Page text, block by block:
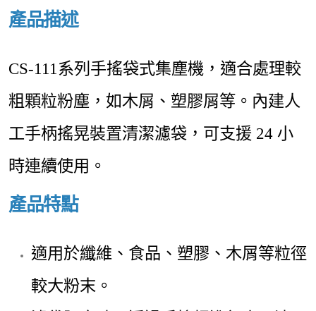
產品描述
CS-111系列手搖袋式集塵機，適合處理較
粗顆粒粉塵，如木屑、塑膠屑等。內建人
工手柄搖晃裝置清潔濾袋，可支援 24 小
時連續使用。
產品特點
適用於纖維、食品、塑膠、木屑等粒徑
較大粉末。